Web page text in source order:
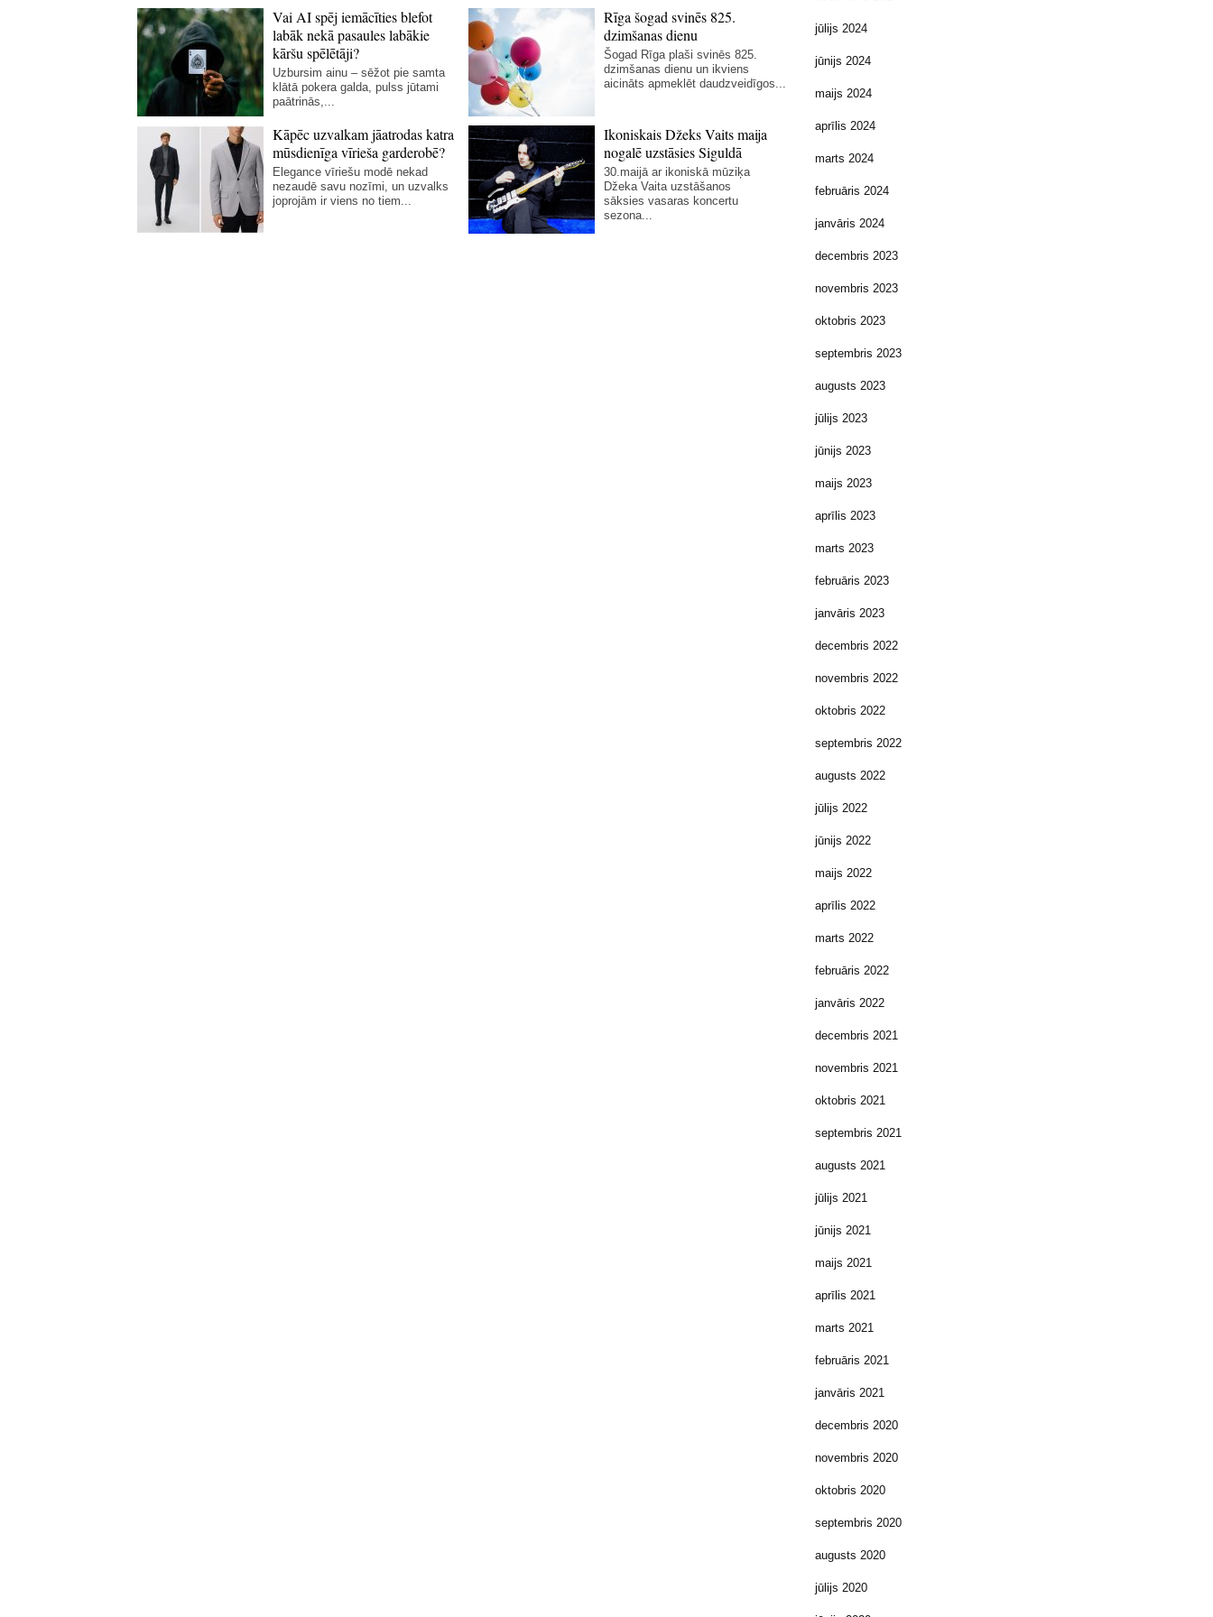
Vai AI spēj iemācīties blefot
labāk nekā pasaules labākie
kāršu spēlētāji?
Uzbursim ainu – sēžot pie samta
klātā pokera galda, pulss jūtami
paātrinās,...
Rīga šogad svinēs 825.
dzimšanas dienu
Šogad Rīga plaši svinēs 825.
dzimšanas dienu un ikviens
aicināts apmeklēt daudzveidīgos...
Kāpēc uzvalkam jāatrodas katra
mūsdienīga vīrieša garderobē?
Elegance vīriešu modē nekad
nezaudē savu nozīmi, un uzvalks
joprojām ir viens no tiem...
Ikoniskais Džeks Vaits maija
nogalē uzstāsies Siguldā
30.maijā ar ikoniskā mūziķa
Džeka Vaita uzstāšanos
sāksies vasaras koncertu
sezona...
jūlijs 2024
jūnijs 2024
maijs 2024
aprīlis 2024
marts 2024
februāris 2024
janvāris 2024
decembris 2023
novembris 2023
oktobris 2023
septembris 2023
augusts 2023
jūlijs 2023
jūnijs 2023
maijs 2023
aprīlis 2023
marts 2023
februāris 2023
janvāris 2023
decembris 2022
novembris 2022
oktobris 2022
septembris 2022
augusts 2022
jūlijs 2022
jūnijs 2022
maijs 2022
aprīlis 2022
marts 2022
februāris 2022
janvāris 2022
decembris 2021
novembris 2021
oktobris 2021
septembris 2021
augusts 2021
jūlijs 2021
jūnijs 2021
maijs 2021
aprīlis 2021
marts 2021
februāris 2021
janvāris 2021
decembris 2020
novembris 2020
oktobris 2020
septembris 2020
augusts 2020
jūlijs 2020